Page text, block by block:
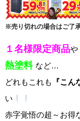
※売り切れの場合はご了
１名様限定商品や
熱塗料 など…
どれもこれも
『こん
い
赤字覚悟の超～お得